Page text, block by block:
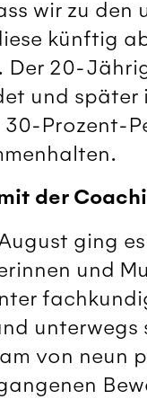
wir zu den
künftig
Der 20-
und später
30-Prozent-
der
ging
und
von neun